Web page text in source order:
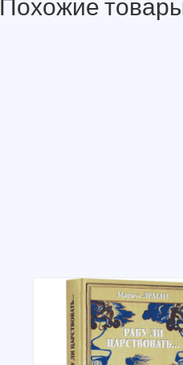
Хаим